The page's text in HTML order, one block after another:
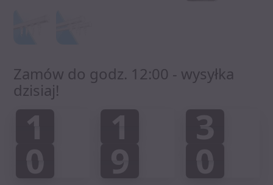
Zamów do godz. 12:00 - wysyłka
dzisiaj!
1
1
1
1
0
0
1
1
1
1
9
9
9
9
2
3
2
3
3
9
0
9
1
0